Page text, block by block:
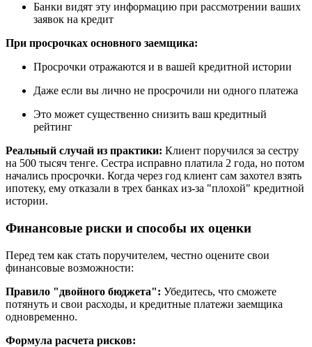
Банки видят эту информацию при рассмотрении ваших
заявок на кредит
При просрочках основного заемщика:
Просрочки отражаются и в вашей кредитной истории
Даже если вы лично не просрочили ни одного платежа
Это может существенно снизить ваш кредитный
рейтинг
Реальный случай из практики: Клиент поручился за сестру
на 500 тысяч тенге. Сестра исправно платила 2 года, но потом
начались просрочки. Когда через год клиент сам захотел взять
ипотеку, ему отказали в трех банках из-за "плохой" кредитной
истории.
Финансовые риски и способы их оценки
Перед тем как стать поручителем, честно оцените свои
финансовые возможности:
Правило "двойного бюджета": Убедитесь, что сможете
потянуть и свои расходы, и кредитные платежи заемщика
одновременно.
Формула расчета рисков: